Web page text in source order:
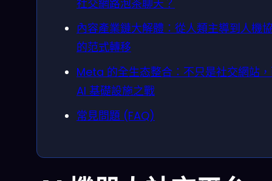
社交網路泡茶聊天？
內容產業鏈大解體：從人類主導到人機
的范式轉移
Meta 的全生态整合：不只是社交網站
AI 基礎設施之戰
常見問題 (FAQ)